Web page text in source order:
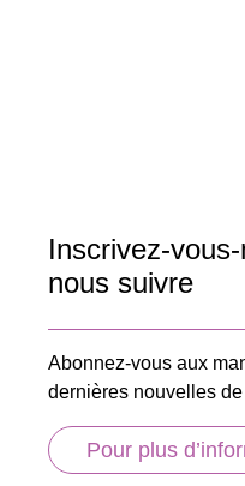
Inscrivez-
nous suivre
Abonnez-vous aux
dernières nouvelles
Pour plus